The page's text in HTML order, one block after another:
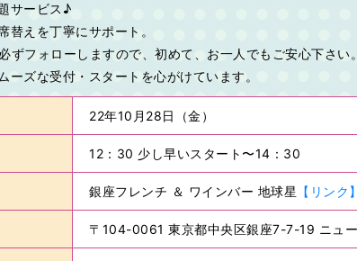
サービス♪
替えを丁寧にサポート。
ずフォローしますので、初めて、お一人でもご安心下さい。
ーズな受付・スタートを心がけています。
22年10月28日（金）
12：30 少し早いスタート〜14：30
銀座フレンチ ＆ ワインバー 地球星 【リンク】
〒104-0061 東京都中央区銀座7-7-19 ニュ